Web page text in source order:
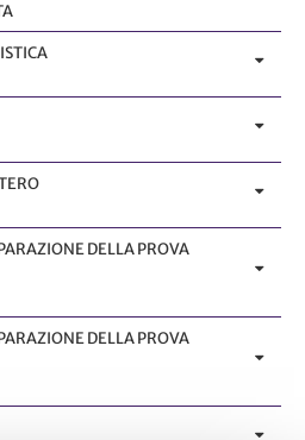
DELLA PROVA
DELLA PROVA